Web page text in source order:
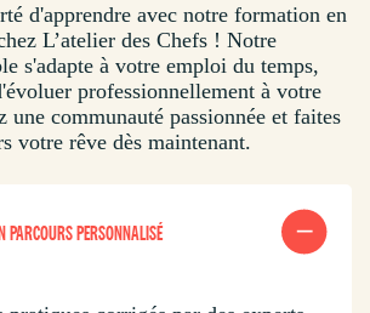
d'apprendre avec notre formation en
L’atelier des Chefs ! Notre
s'adapte à votre emploi du temps,
professionnellement à votre
une communauté passionnée et faites
votre rêve dès maintenant.
PARCOURS PERSONNALISÉ